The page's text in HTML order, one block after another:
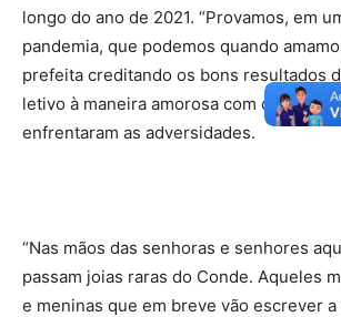
longo do ano de 2021. “Provamos, em
pandemia, que podemos quando
prefeita creditando os bons resultados
letivo à maneira amorosa com que os
enfrentaram as adversidades.
“Nas mãos das senhoras e senhores
passam joias raras do Conde. Aqueles
e meninas que em breve vão escrever a